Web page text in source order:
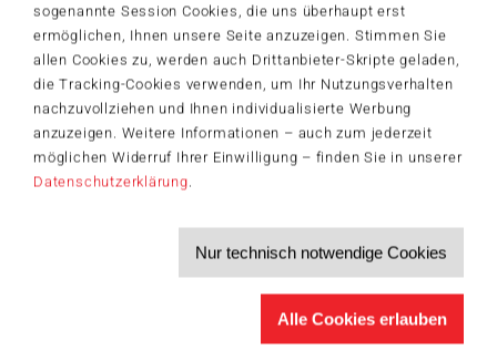
sogenannte Session Cookies, die uns überhaupt erst
ermöglichen, Ihnen unsere Seite anzuzeigen. Stimmen Sie
allen Cookies zu, werden auch Drittanbieter-Skripte geladen,
die Tracking-Cookies verwenden, um Ihr Nutzungsverhalten
nachzuvollziehen und Ihnen individualisierte Werbung
anzuzeigen. Weitere Informationen – auch zum jederzeit
möglichen Widerruf Ihrer Einwilligung – finden Sie in unserer
Datenschutzerklärung.
Nur technisch notwendige Cookies
Alle Cookies erlauben
© JEP-Animation GmbH / Les Films de la Perrine / WDR / WDR
mediagroup GmbH
Der Schmidt-Spiele-Newsletter
Jetzt anmelden und 5€ Willkommensrabatt sichern
Bleiben Sie auf dem Laufenden zu Neuheiten, Trends und aktuellen
Willkommensgutschein in Höhe von 5€ für Ihren nächsten Einkauf im
Produktneuheiten und Sortimentserweiterungen
Informationen zu Veranstaltungen und Aktionen